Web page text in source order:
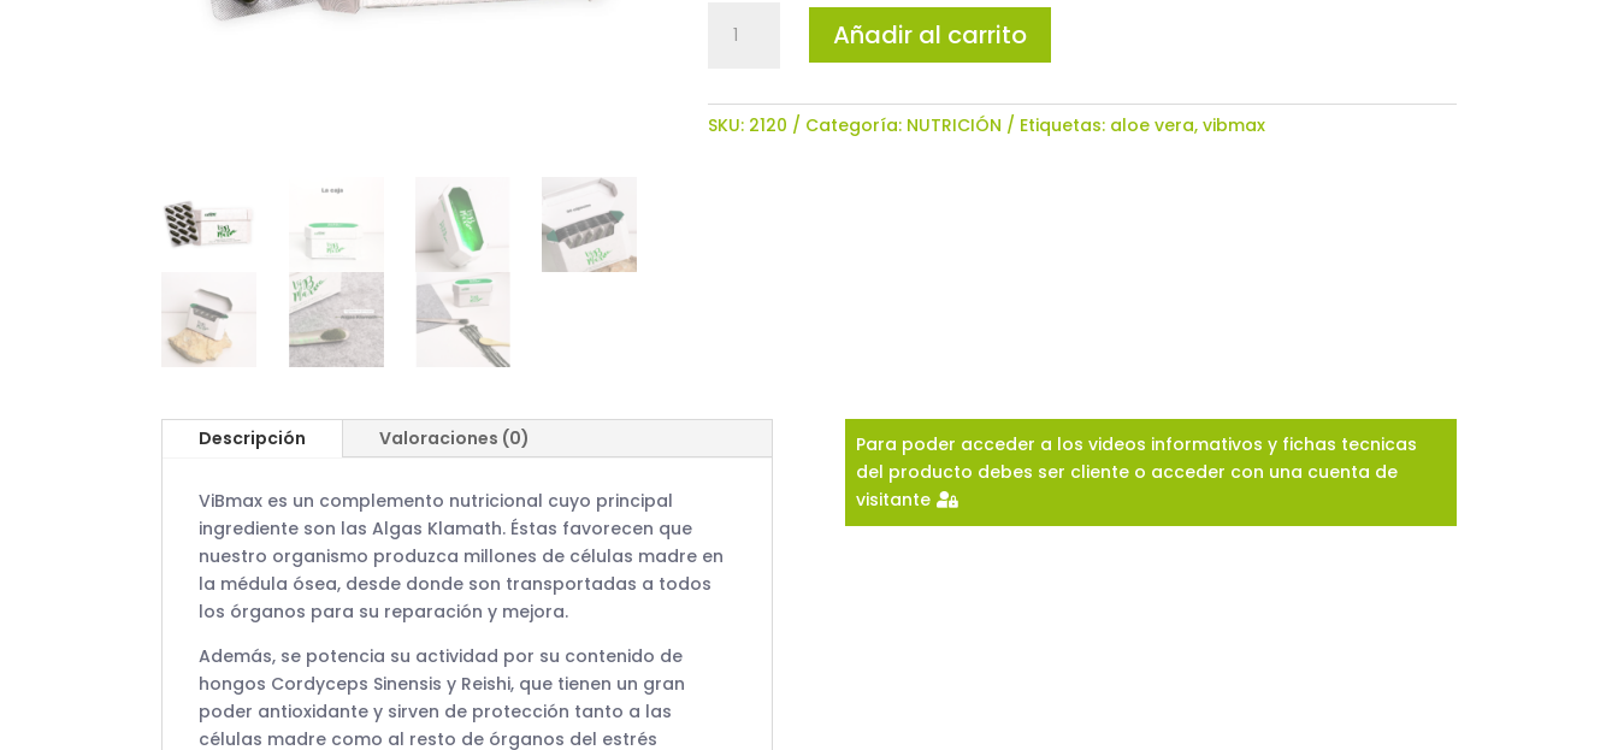
cantidad
Añadir al carrito
SKU: 2120 Categoría: NUTRICIÓN Etiquetas: aloe vera,vibmax
Descripción Valoraciones (0)
ViBmax es un complemento nutricional cuyo principal
ingrediente son las Algas Klamath. Éstas favorecen que
nuestro organismo produzca millones de células madre en
la médula ósea, desde donde son transportadas a todos
los órganos para su reparación y mejora.
Además, se potencia su actividad por su contenido de
hongos Cordyceps Sinensis y Reishi, que tienen un gran
poder antioxidante y sirven de protección tanto a las
células madre como al resto de órganos del estrés
Para poder acceder a los videos informativos y fichas tecnicas
del producto debes ser cliente o acceder con una cuenta de
visitante